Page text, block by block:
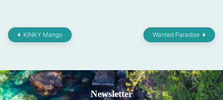
KINKY Mango Wanted Paradise
Newsletter